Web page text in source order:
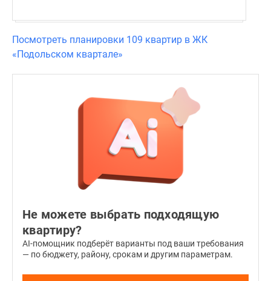
Посмотреть планировки 109 квартир в ЖК
«Подольском квартале»
Не можете выбрать подходящую
квартиру?
AI-помощник подберёт варианты под ваши требования
— по бюджету, району, срокам и другим параметрам.